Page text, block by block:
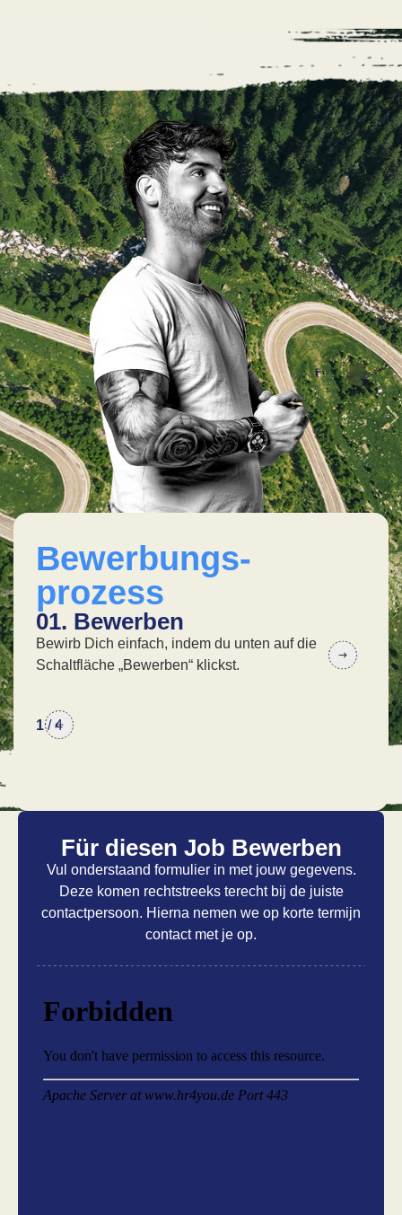
Bewerbungs-
prozess
01. Bewerben
Bewirb Dich einfach, indem du unten auf die
Schaltfläche „Bewerben“ klickst.
In
1/4
Für diesen Job Bewerben
Vul onderstaand formulier in met jouw gegevens.
Deze komen rechtstreeks terecht bij de juiste
contactpersoon. Hierna nemen we op korte termijn
contact met je op.